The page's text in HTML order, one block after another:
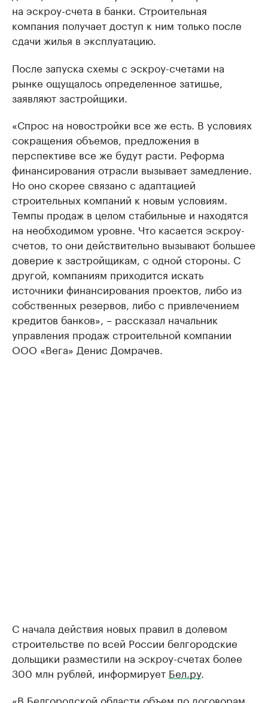
на эскроу-счета в банки. Строительная
компания получает доступ к ним только после
сдачи жилья в эксплуатацию.
После запуска схемы с эскроу-счетами на
рынке ощущалось определенное затишье,
заявляют застройщики.
«Спрос на новостройки все же есть. В условиях
сокращения объемов, предложения в
перспективе все же будут расти. Реформа
финансирования отрасли вызывает замедление.
Но оно скорее связано с адаптацией
строительных компаний к новым условиям.
Темпы продаж в целом стабильные и находятся
на необходимом уровне. Что касается эскроу-
счетов, то они действительно вызывают большее
доверие к застройщикам, с одной стороны. С
другой, компаниям приходится искать
источники финансирования проектов, либо из
собственных резервов, либо с привлечением
кредитов банков», – рассказал начальник
управления продаж строительной компании
ООО «Вега» Денис Домрачев.
С начала действия новых правил в долевом
строительстве по всей России белгородские
дольщики разместили на эскроу-счетах более
300 млн рублей, информирует Бел.ру.
«В Белгородской области объем по договорам